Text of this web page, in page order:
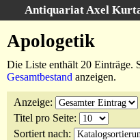
Antiquariat Axel
Startseite
Suche
Sachgebiete
Schlagwörter
Kataloge
Apologetik
Die Liste enthält 20 Einträge.
Gesamtbestand anzeigen.
Anzeige:
Titel pro Seite:
Sortiert nach: